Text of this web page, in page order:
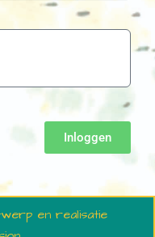
Inloggen
en realisatie